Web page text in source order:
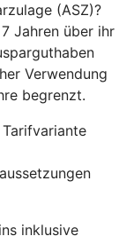
(ASZ)?
Jahren über ihr
Verwendung
begrenzt.
inklusive